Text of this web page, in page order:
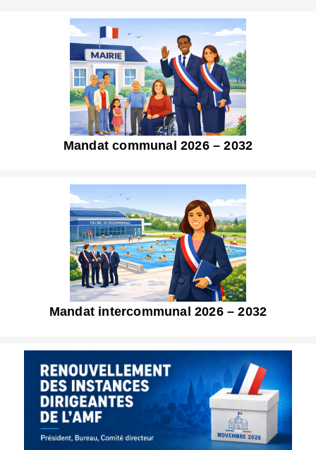
Mandat communal 2026 – 2032
Mandat intercommunal 2026 – 2032